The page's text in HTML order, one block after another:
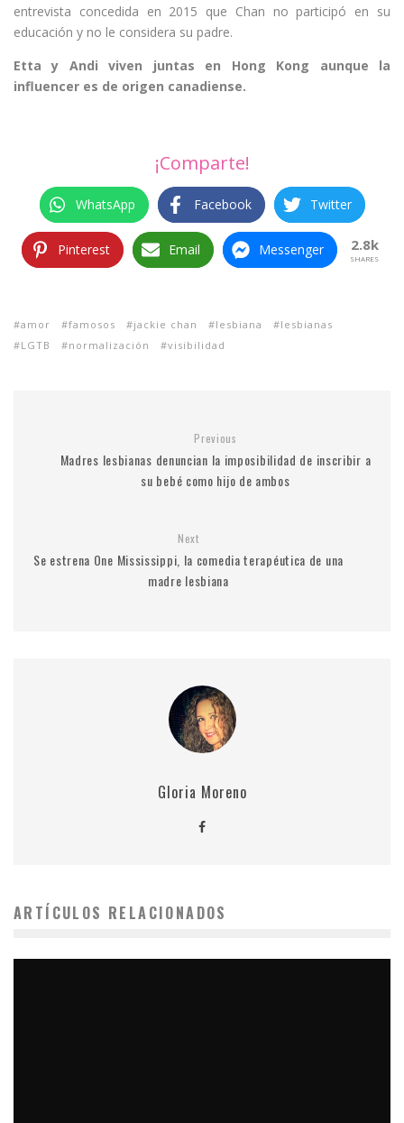
entrevista concedida en 2015 que Chan no participó en su
educación y no le considera su padre.
Etta y Andi viven juntas en Hong Kong aunque la
influencer es de origen canadiense.
¡Comparte!
WhatsApp Facebook Twitter
Pinterest Email Messenger 2.8k
SHARES
amor famosos jackie chan lesbiana
lesbianas
LGTB
normalización visibilidad
Previous
Madres lesbianas denuncian la imposibilidad de inscribir a
su bebé como hijo de ambos
Next
Se estrena One Mississippi, la comedia terapéutica de una
madre lesbiana
Gloria Moreno
ARTÍCULOS RELACIONADOS